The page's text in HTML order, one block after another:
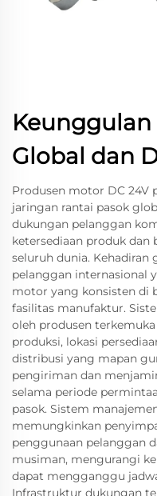
Keunggulan
Global dan
Produsen motor DC 24V
jaringan rantai pasok
dukungan pelanggan
ketersediaan produk dan
seluruh dunia.
pelanggan internasional
motor yang konsisten di
fasilitas manufaktur.
oleh produsen
produksi, lokasi
distribusi yang mapan
pengiriman dan
selama periode
pasok. Sistem
memungkinkan
penggunaan pelanggan
musiman, mengurangi
dapat mengganggu
Infrastruktur dukungan